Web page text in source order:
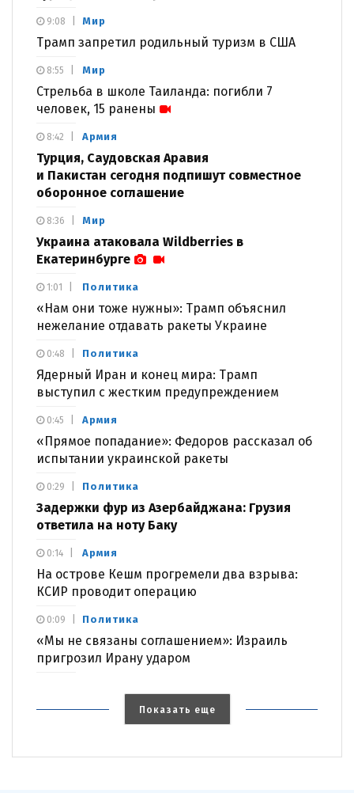
Мир
Трамп запретил родильный туризм в США
9:08
Мир
Стрельба в школе Таиланда: погибли 7
человек, 15 ранены
8:55
Армия
Турция, Саудовская Аравия
и Пакистан сегодня подпишут совместное
оборонное соглашение
8:42
Мир
Украина атаковала Wildberries в
Екатеринбурге
8:36
Политика
«Нам они тоже нужны»: Трамп объяснил
нежелание отдавать ракеты Украине
1:01
Политика
Ядерный Иран и конец мира: Трамп
выступил с жестким предупреждением
0:48
Армия
«Прямое попадание»: Федоров рассказал об
испытании украинской ракеты
0:45
Политика
Задержки фур из Азербайджана: Грузия
ответила на ноту Баку
0:29
Армия
На острове Кешм прогремели два взрыва:
КСИР проводит операцию
0:14
Политика
«Мы не связаны соглашением»: Израиль
пригрозил Ирану ударом
0:09
Показать еще